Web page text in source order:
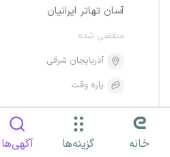
آسان تهاتر ایرانیان
منقضی شده
آذربایجان شرقی
پاره وقت
رئیس شیفت خانه گزینه‌ها آگهی‌ها